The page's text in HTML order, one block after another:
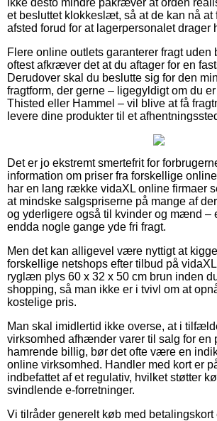
et besluttet klokkeslæt, så at de kan nå at
afsted forud for at lagerpersonalet drager
Flere online outlets garanterer fragt uden
oftest afkræver det at du aftager for en
Derudover skal du beslutte sig for den
fragtform, der gerne – ligegyldigt om du
Thisted eller Hammel – vil blive at få
levere dine produkter til et
Det er jo ekstremt smertefrit for
information om priser fra forskellige
har en lang række vidaXL online firmaer
at mindske salgspriserne på mange af
og yderligere også til kvinder og mænd –
endda nogle gange yde fri fragt.
Men det kan alligevel være nyttigt at
forskellige netshops efter tilbud på
ryglæn plys 60 x 32 x 50 cm brun inden
shopping, så man ikke er i tvivl om at
kostelige pris.
Man skal imidlertid ikke overse, at i
virksomhed afhænder varer til salg for en
hamrende billig, bør det ofte være en
online virksomhed. Handler med kort er
indbefattet af et regulativ, hvilket støtter
svindlende e-forretninger.
Vi tilråder generelt køb med betalingskort